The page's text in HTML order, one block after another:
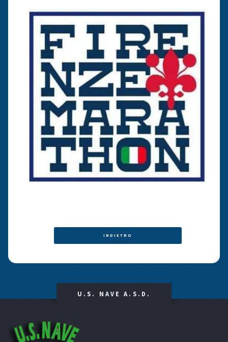
INDIETRO
U.S. NAVE A.S.D.